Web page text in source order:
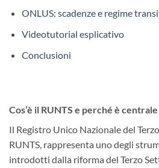
ONLUS: scadenze e regime
Videotutorial esplicativo
Conclusioni
Cos’è il RUNTS e perché è
Il Registro Unico Nazionale del
RUNTS, rappresenta uno degli
introdotti dalla riforma del Terzo